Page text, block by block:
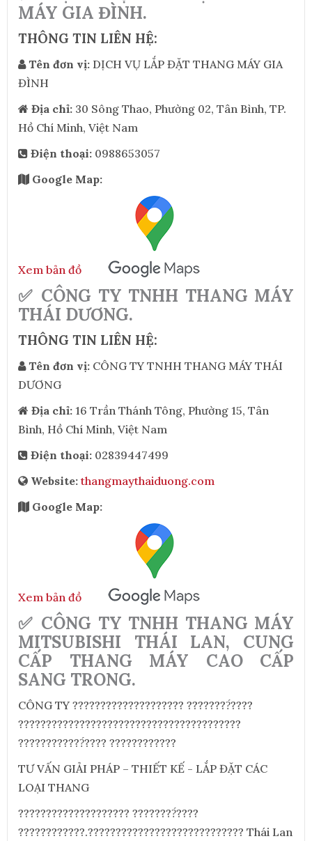
MÁY GIA ĐÌNH.
THÔNG TIN LIÊN HỆ:
Tên đơn vị: DỊCH VỤ LẮP ĐẶT THANG MÁY GIA
ĐÌNH
Địa chỉ: 30 Sông Thao, Phường 02, Tân Bình, TP.
Hồ Chí Minh, Việt Nam
Điện thoại: 0988653057
Google Map:
Xem bản đồ
✅ CÔNG TY TNHH THANG MÁY
THÁI DƯƠNG.
THÔNG TIN LIÊN HỆ:
Tên đơn vị: CÔNG TY TNHH THANG MÁY THÁI
DƯƠNG
Địa chỉ: 16 Trần Thánh Tông, Phường 15, Tân
Bình, Hồ Chí Minh, Việt Nam
Điện thoại: 02839447499
Website:thangmaythaiduong.com
Google Map:
Xem bản đồ
✅ CÔNG TY TNHH THANG MÁY
MITSUBISHI THÁI LAN, CUNG
CẤP THANG MÁY CAO CẤP
SANG TRONG.
CÔNG TY ???????????????????? ????????́????
????????????????????????????????????????
????????????́???? ????????????
TƯ VẤN GIẢI PHÁP – THIẾT KẾ - LẮP ĐẶT CÁC
LOẠI THANG
???????????????????? ????????́????
????????????.???????????????????????????? Thái Lan